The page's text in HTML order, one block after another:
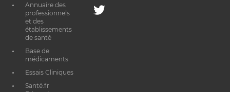
Annuaire des
professionnels
et des
établissements
de santé
Base de
médicaments
Essais Cliniques
Santé.fr
Twitter